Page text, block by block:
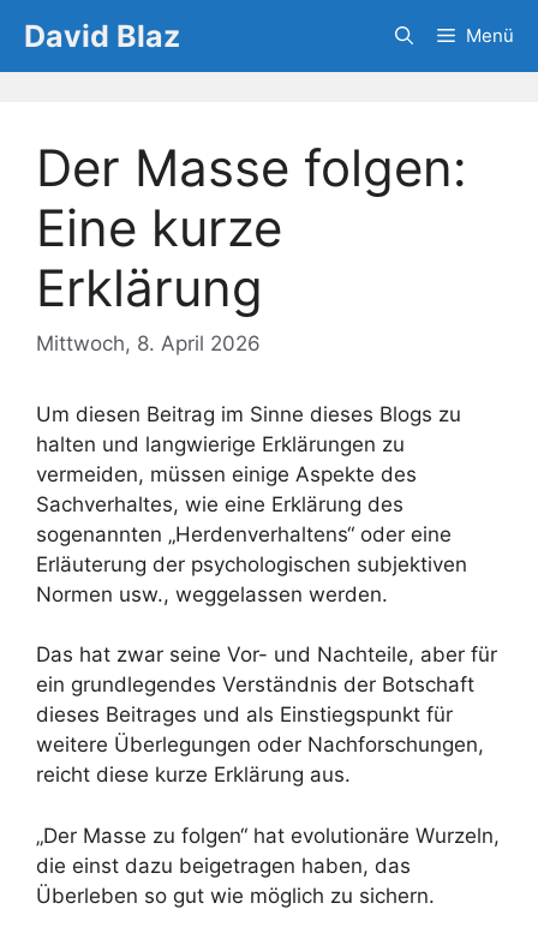
Inhalt
springen
David Blaz Menü
Der Masse folgen:
Eine kurze
Erklärung
Mittwoch, 8. April 2026
Um diesen Beitrag im Sinne dieses Blogs zu
halten und langwierige Erklärungen zu
vermeiden, müssen einige Aspekte des
Sachverhaltes, wie eine Erklärung des
sogenannten „Herdenverhaltens“ oder eine
Erläuterung der psychologischen subjektiven
Normen usw., weggelassen werden.
Das hat zwar seine Vor- und Nachteile, aber für
ein grundlegendes Verständnis der Botschaft
dieses Beitrages und als Einstiegspunkt für
weitere Überlegungen oder Nachforschungen,
reicht diese kurze Erklärung aus.
„Der Masse zu folgen“ hat evolutionäre Wurzeln,
die einst dazu beigetragen haben, das
Überleben so gut wie möglich zu sichern.